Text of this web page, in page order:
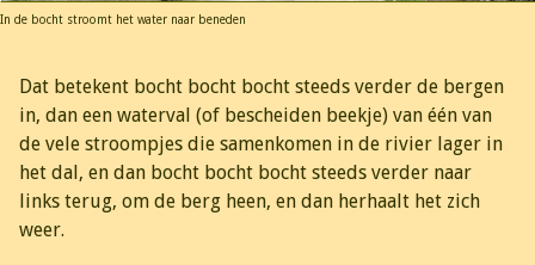
In de bocht stroomt het water naar beneden
Dat betekent bocht bocht bocht steeds verder de bergen
in, dan een waterval (of bescheiden beekje) van één van
de vele stroompjes die samenkomen in de rivier lager in
het dal, en dan bocht bocht bocht steeds verder naar
links terug, om de berg heen, en dan herhaalt het zich
weer.